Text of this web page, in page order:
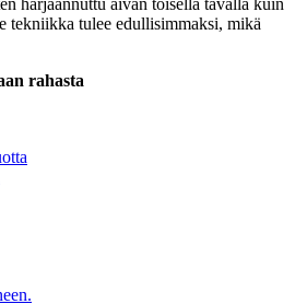
harjaannuttu aivan toisella tavalla kuin
tekniikka tulee edullisimmaksi, mikä
rahasta